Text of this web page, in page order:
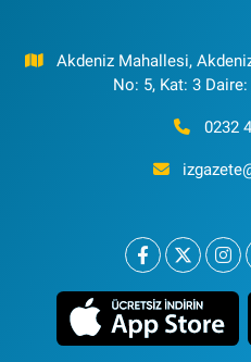
Akdeniz Mahallesi,
No: 5, Kat: 3
0232